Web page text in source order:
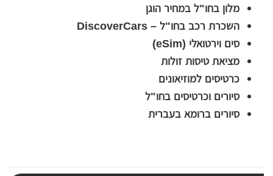
מלון בחו"ל במחיר הוגן
השכרת רכב בחו"ל – DiscoverCars
סים וירטואלי (eSim)
מציאת טיסות זולות
כרטיסים למוזיאונים
סיורים וכרטיסים בחו"ל
סיורים ברומא בעברית